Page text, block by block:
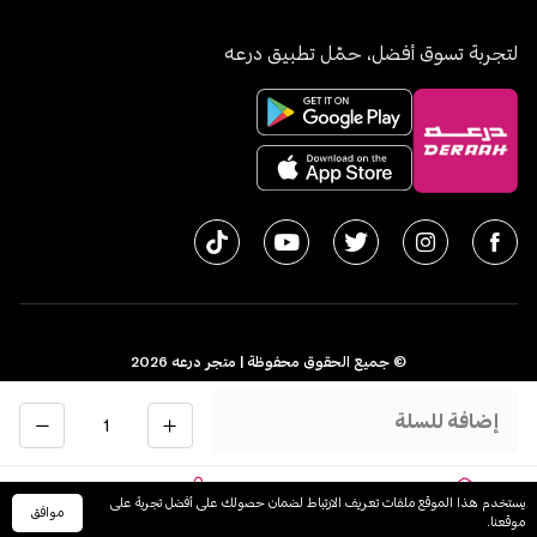
الكمية إضافة للسلة
الرئيسية السلة حسابي
لتجربة تسوق أفضل، حمّل تطبيق درعه
© جميع الحقوق محفوظة | متجر درعه 2026
English
يستخدم هذا الموقع ملفات تعريف الارتباط لضمان حصولك على أفضل تجربة على
موقعنا.
موافق